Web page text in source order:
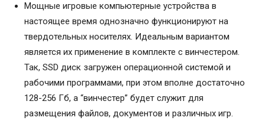
Мощные игровые компьютерные устройства в
настоящее время однозначно функционируют на
твердотельных носителях. Идеальным вариантом
является их применение в комплекте с винчестером.
Так, SSD диск загружен операционной системой и
рабочими программами, при этом вполне достаточно
128-256 Гб, а “винчестер” будет служит для
размещения файлов, документов и различных игр.